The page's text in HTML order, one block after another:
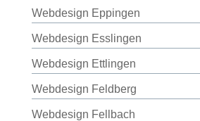
Webdesign Eppingen
Webdesign Esslingen
Webdesign Ettlingen
Webdesign Feldberg
Webdesign Fellbach